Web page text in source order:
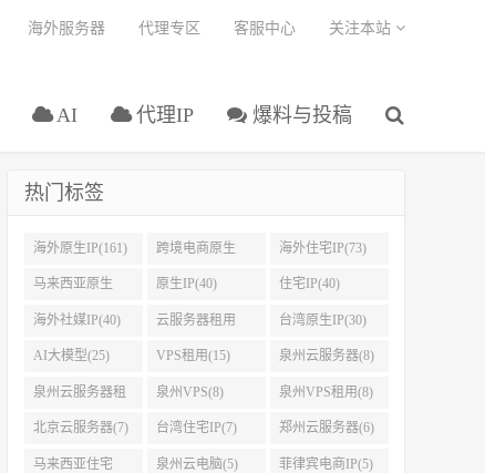
AI 代理IP 爆料与投稿
海外服务器 代理专区 客服中心 关注本站
热门标签
海外原生IP(161) 跨境电商原生
IP(108)
海外住宅IP(73)
马来西亚原生
IP(45)
原生IP(40) 住宅IP(40)
海外社媒IP(40) 云服务器租用
(37)
台湾原生IP(30)
AI大模型(25) VPS租用(15) 泉州云服务器(8)
泉州云服务器租
用(8)
泉州VPS(8) 泉州VPS租用(8)
北京云服务器(7) 台湾住宅IP(7) 郑州云服务器(6)
马来西亚住宅 泉州云电脑(5) 菲律宾电商IP(5)